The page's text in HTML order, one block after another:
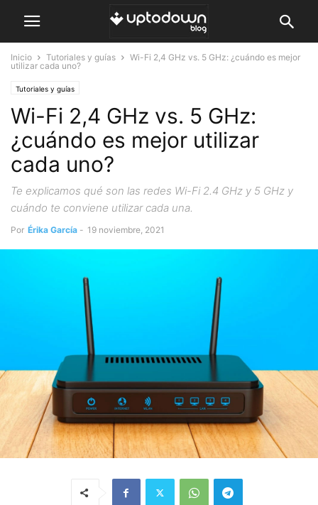
Inicio Tutoriales y guías
Wi-Fi 2,4 GHz vs. 5 GHz: ¿cuándo es mejor
utilizar cada uno?
Tutoriales y guías
Wi-Fi 2,4 GHz vs. 5 GHz:
¿cuándo es mejor utilizar
cada uno?
Te explicamos qué son las redes Wi-Fi 2.4 GHz y 5 GHz y
cuándo te conviene utilizar cada una.
Por Érika García - 19 noviembre, 2021